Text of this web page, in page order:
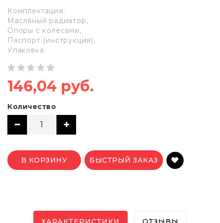
Комплектация:
Масляный радиатор,
Опоры с колёсами,
Паспорт (инструкция),
Упаковка.
146,04 руб.
Количество
В КОРЗИНУ БЫСТРЫЙ ЗАКАЗ